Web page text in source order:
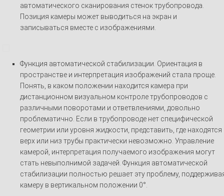
автоматического сканирования стенок трубопровода.
Позиция камеры может выводиться на экран и
записываться вместе с изображениями.
Функция автоматической стабилизации. Ориентация в
пространстве и интерпретация изображений стала проще.
Понять, в каком положении находится камера при
дистанционном визуальном контроле трубопроводов с
различными поворотами и ответвлениями, довольно
проблематично. Если в трубопроводе нет специфической
геометрии или уровня жидкости, представить, где находятся
верх или низ трубы практически невозможно. Управление
камерой, интерпретация получаемого изображения могут
стать невыполнимой задачей. Функция автоматической
стабилизации полностью решает эту проблему,
камеру в вертикальном положении 0°.